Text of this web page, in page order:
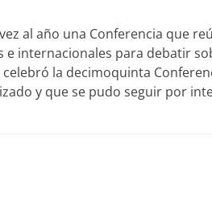
al año una Conferencia que
e internacionales para debatir
celebró la decimoquinta
y que se pudo seguir por